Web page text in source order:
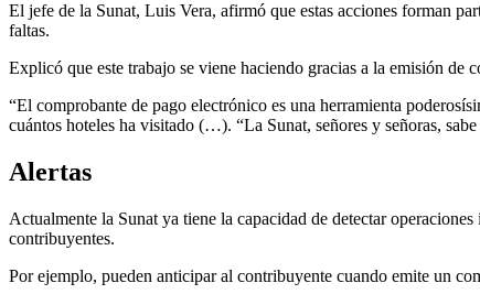
El jefe de la Sunat, Luis Vera, afirmó que estas acciones forman
faltas.
Explicó que este trabajo se viene haciendo gracias a la emisión de
“El comprobante de pago electrónico es una herramienta
cuántos hoteles ha visitado (…). “La Sunat, señores y señoras,
Alertas
Actualmente la Sunat ya tiene la capacidad de detectar
contribuyentes.
Por ejemplo, pueden anticipar al contribuyente cuando emite un